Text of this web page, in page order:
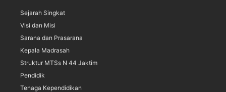
Sejarah Singkat
Visi dan Misi
Sarana dan Prasarana
Kepala Madrasah
Struktur MTSs N 44 Jaktim
Pendidik
Tenaga Kependidikan